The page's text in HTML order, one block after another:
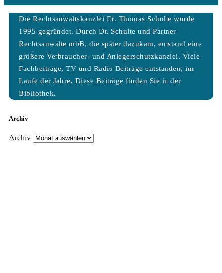
Die Rechtsanwaltskanzlei Dr. Thomas Schulte wurde
1995 gegründet. Durch Dr. Schulte und Partner
Rechtsanwälte mbB, die später dazukam, entstand eine
größere Verbraucher- und Anlegerschutzkanzlei. Viele
Fachbeiträge, TV und Radio Beiträge entstanden, im
Laufe der Jahre. Diese Beiträge finden Sie in der
Bibliothek.
Archiv
Archiv